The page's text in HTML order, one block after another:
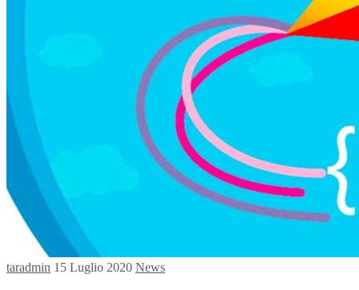
taradmin 15 Luglio 2020 News